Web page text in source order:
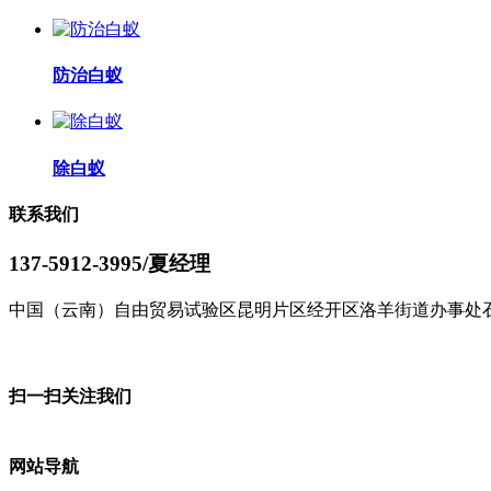
防治白蚁
除白蚁
联系我们
137-5912-3995/夏经理
中国（云南）自由贸易试验区昆明片区经开区洛羊街道办事处
扫一扫关注我们
网站导航